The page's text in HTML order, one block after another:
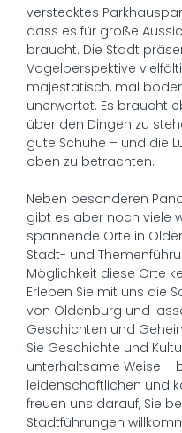
verstecktes
dass es für große
braucht. Die Stadt
Vogelperspektive
majestätisch, mal
unerwartet. Es braucht
über den Dingen zu
gute Schuhe – und die
oben zu betrachten.
Neben besonderen
gibt es aber noch viele
spannende Orte in
Stadt- und
Möglichkeit diese Orte
Erleben Sie mit uns die
von Oldenburg und
Geschichten und
Sie Geschichte und
unterhaltsame Weise –
leidenschaftlichen und
freuen uns darauf, Sie
Stadtführungen